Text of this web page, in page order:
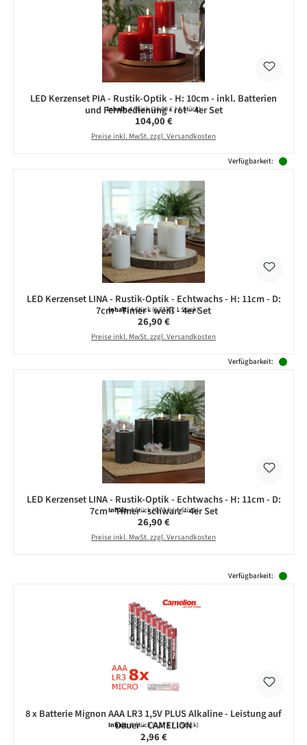
LED Kerzenset PIA - Rustik-Optik - H: 10cm - inkl. Batterien
und Fernbedienung - rot - 4er Set
Inhalt:4 Stück(26,00 € / 1 Stück)
Regulärer Preis:
104,00 €
Preise inkl. MwSt. zzgl. Versandkosten
Verfügbarkeit:
LED Kerzenset LINA - Rustik-Optik - Echtwachs - H: 11cm - D:
7cm - Timer - weiß - 4er Set
Inhalt:4 Stück(6,73 € / 1 Stück)
Regulärer Preis:
26,90 €
Preise inkl. MwSt. zzgl. Versandkosten
Verfügbarkeit:
LED Kerzenset LINA - Rustik-Optik - Echtwachs - H: 11cm - D:
7cm - Timer - schwarz - 4er Set
Inhalt:4 Stück(6,73 € / 1 Stück)
Regulärer Preis:
26,90 €
Preise inkl. MwSt. zzgl. Versandkosten
Verfügbarkeit:
8 x Batterie Mignon AAA LR3 1,5V PLUS Alkaline - Leistung auf
Dauer - CAMELION
Inhalt:8 Stück(0,37 € / 1 Stück)
Regulärer Preis:
2,96 €